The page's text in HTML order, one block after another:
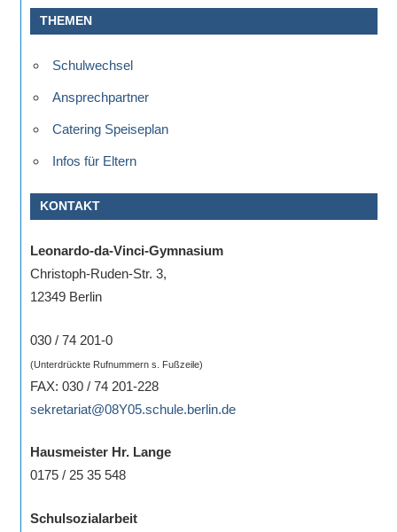
THEMEN
Schulwechsel
Ansprechpartner
Catering Speiseplan
Infos für Eltern
KONTAKT
Leonardo-da-Vinci-Gymnasium
Christoph-Ruden-Str. 3,
12349 Berlin
030 / 74 201-0
(Unterdrückte Rufnummern s. Fußzeile)
FAX: 030 / 74 201-228
sekretariat@08Y05.schule.berlin.de
Hausmeister Hr. Lange
0175 / 25 35 548
Schulsozialarbeit